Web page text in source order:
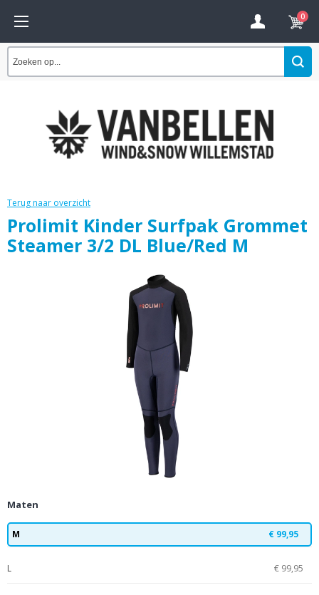
0
Terug naar overzicht
Prolimit Kinder Surfpak Grommet
Steamer 3/2 DL Blue/Red M
Maten
M € 99,95
L € 99,95